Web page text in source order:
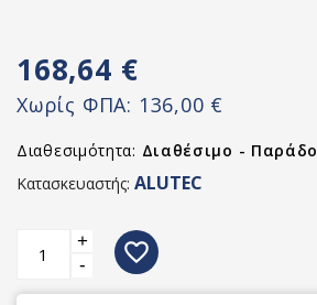
168,64 €
Χωρίς ΦΠΑ: 136,00 €
Διαθεσιμότητα: Διαθέσιμο -
Κατασκευαστής: ALUTEC
+
-
favorite_border